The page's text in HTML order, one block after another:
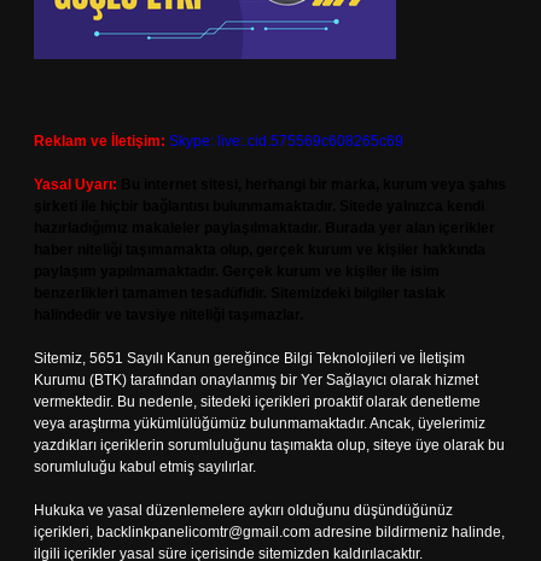
Reklam ve İletişim: Skype: live:.cid.575569c608265c69
Yasal Uyarı:
Sitemiz, 5651 Sayılı Kanun gereğince Bilgi Teknolojileri ve İletişim
Kurumu (BTK) tarafından onaylanmış bir Yer Sağlayıcı olarak hizmet
vermektedir. Bu nedenle, sitedeki içerikleri proaktif olarak denetleme
veya araştırma yükümlülüğümüz bulunmamaktadır. Ancak, üyelerimiz
yazdıkları içeriklerin sorumluluğunu taşımakta olup, siteye üye olarak bu
sorumluluğu kabul etmiş sayılırlar.
Hukuka ve yasal düzenlemelere aykırı olduğunu düşündüğünüz
içerikleri, backlinkpanelicomtr@gmail.com adresine bildirmeniz halinde,
ilgili içerikler yasal süre içerisinde sitemizden kaldırılacaktır.